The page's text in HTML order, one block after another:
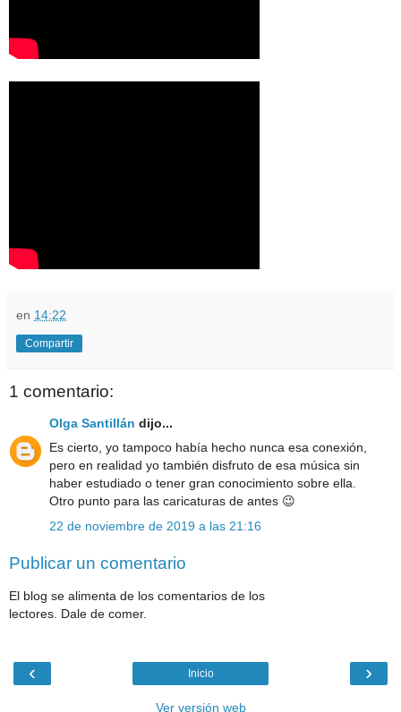
en 14:22
Compartir
1 comentario:
Olga Santillán dijo...
Es cierto, yo tampoco había hecho nunca esa conexión,
pero en realidad yo también disfruto de esa música sin
haber estudiado o tener gran conocimiento sobre ella.
Otro punto para las caricaturas de antes 😉
22 de noviembre de 2019 a las 21:16
Publicar un comentario
El blog se alimenta de los comentarios de los
lectores. Dale de comer.
‹ ›
Inicio
Ver versión web